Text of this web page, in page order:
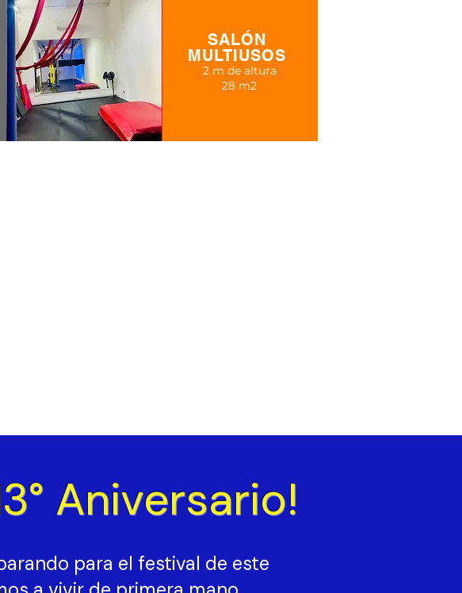
SALÓN
MULTIUSOS
2 m de altura
28 m2
Aniversario!
para el festival de este